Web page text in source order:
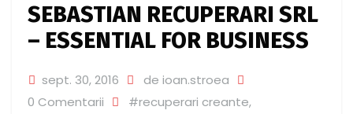
SEBASTIAN RECUPERARI SRL
– ESSENTIAL FOR BUSINESS
sept. 30, 2016
de ioan.stroea
0 Comentarii
#recuperari creante,